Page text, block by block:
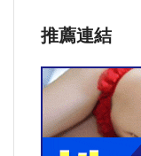
推薦連結